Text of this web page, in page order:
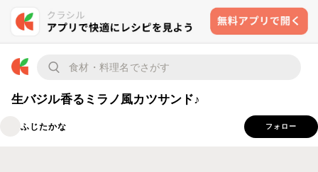
生バジル香るミラノ風カツサンド♪
ふじたかな フォロー